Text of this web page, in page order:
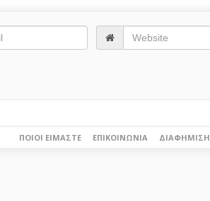
ΠΟΙΟΙ ΕΊΜΑΣΤΕ ΕΠΙΚΟΙΝΩΝΊΑ ΔΙΑΦΉΜΙΣΗ